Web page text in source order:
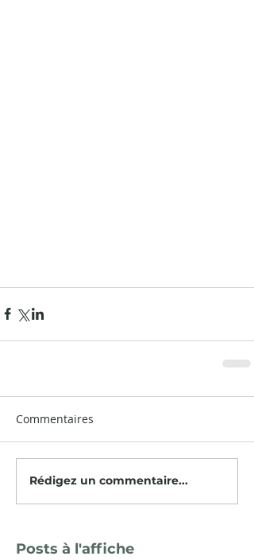
Commentaires
Rédigez un commentaire...
Posts à l'affiche